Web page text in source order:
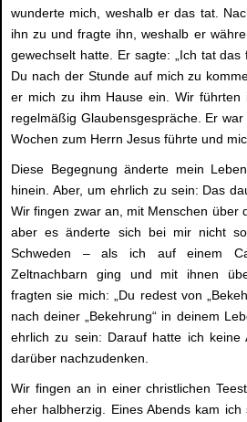
wunderte mich, weshalb er das tat.
ihn zu und fragte ihn, weshalb er
gewechselt hatte. Er sagte: „Ich tat
Du nach der Stunde auf mich zu
er mich zu ihm Hause ein. Wir führten
regelmäßig Glaubensgespräche. Er
Wochen zum Herrn Jesus führte und
Diese Begegnung änderte mein
hinein. Aber, um ehrlich zu sein: Das
Wir fingen zwar an, mit Menschen über
aber es änderte sich bei mir nicht
Schweden – als ich auf einem
Zeltnachbarn ging und mit ihnen
fragten sie mich: „Du redest von
nach deiner „Bekehrung“ in deinem
ehrlich zu sein: Darauf hatte ich keine
darüber nachzudenken.
Wir fingen an in einer christlichen
eher halbherzig. Eines Abends kam ich